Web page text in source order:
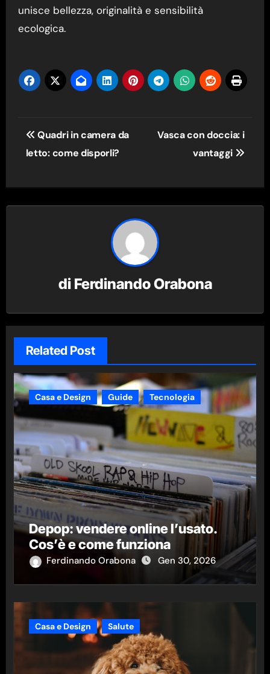
unisce bellezza, originalità e sensibilità
ecologica.
Navigazione
articoli
Quadri in camera da
letto: come disporli?
Vasca con doccia: i
vantaggi
di Ferdinando Orabona
Related Post
Casa e Design Guide Tecnologia
Depop: vendere online l’usato.
Cos’è e come funziona
Ferdinando Orabona Gen 30, 2026
Casa e Design Salute